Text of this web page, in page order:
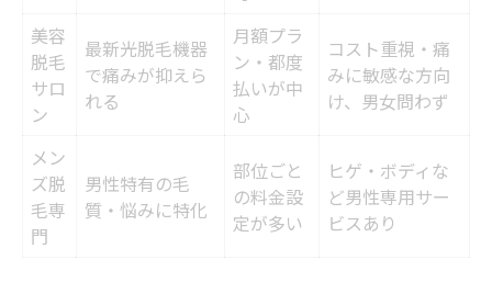
脱毛後アフターケア内容を比較表で確認
海老名で選ぶアフターケア重視の脱毛
アフターケアの質で選ぶ脱毛のポイント
脱毛後の安心を得るための工夫
痛みを抑えた脱毛の新技術を徹底比較
最新脱毛技術の痛み比較表でわかる差
美容
脱毛
サロ
ン
最新光脱毛機器
で痛みが抑えら
れる
月額プラ
ン・都度
払いが中
心
コスト重視・痛
みに敏感な方向
け、男女問わず
メン
ズ脱
毛専
門
男性特有の毛
質・悩みに特化
部位ごと
の料金設
定が多い
ヒゲ・ボディな
ど男性専用サー
ビスあり